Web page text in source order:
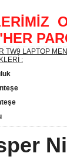
TW9 LAPTOP
: